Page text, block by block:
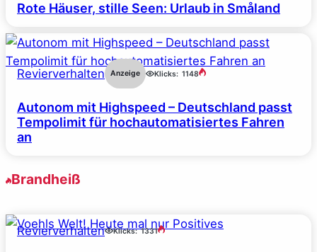
Rote Häuser, stille Seen: Urlaub in Småland
Revierverhalten Anzeige Klicks: 1148
Autonom mit Highspeed – Deutschland passt
Tempolimit für hochautomatisiertes Fahren
an
Brandheiß
Revierverhalten Klicks: 1331